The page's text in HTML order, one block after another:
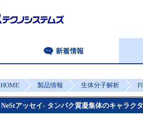
HOME 製品情報 生体分子解析
NeStアッセイ- タンパク質凝集体のキャラク